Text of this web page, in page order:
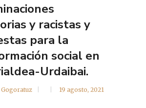
y racistas y
para la
social en
Urdaibai.
19 agosto, 2021